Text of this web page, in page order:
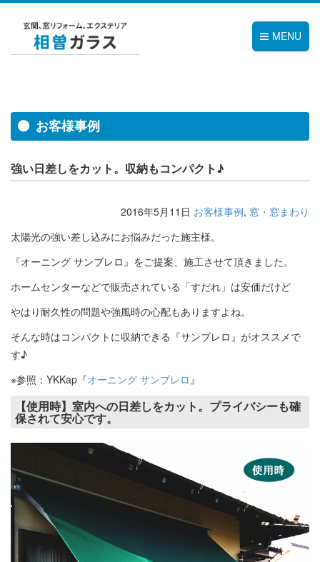
MENU
お客様事例
強い日差しをカット。収納もコンパクト♪
2016年5月11日 お客様事例, 窓・窓まわり
太陽光の強い差し込みにお悩みだった施主様。
『オーニング サンブレロ』をご提案、施工させて頂きました。
ホームセンターなどで販売されている「すだれ」は安価だけど
やはり耐久性の問題や強風時の心配もありますよね。
そんな時はコンパクトに収納できる『サンブレロ』がオススメで
す♪
※参照：YKKap『オーニング サンブレロ 』
【使用時】室内への日差しをカット。プライバシーも確
保されて安心です。